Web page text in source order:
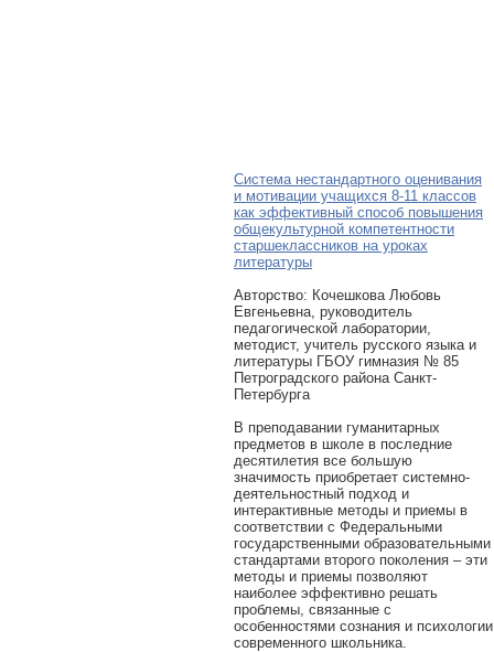
Система нестандартного оценивания
и мотивации учащихся 8-11 классов
как эффективный способ повышения
общекультурной компетентности
старшеклассников на уроках
литературы
Авторcтво: Кочешкова Любовь
Евгеньевна, руководитель
педагогической лаборатории,
методист, учитель русского языка и
литературы ГБОУ гимназия № 85
Петроградского района Санкт-
Петербурга
В преподавании гуманитарных
предметов в школе в последние
десятилетия все большую
значимость приобретает системно-
деятельностный подход и
интерактивные методы и приемы в
соответствии с Федеральными
государственными образовательными
стандартами второго поколения – эти
методы и приемы позволяют
наиболее эффективно решать
проблемы, связанные с
особенностями сознания и психологии
современного школьника.